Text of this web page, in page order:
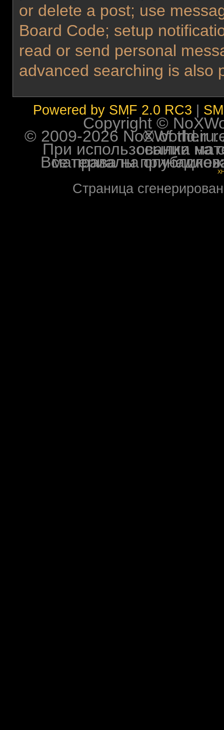
or delete a post; use
Board Code; setup
read or send personal
advanced searching is also
Powered by SMF 2.0 RC3
Copyright ©
© 2009-2026 NoXWorld.ru. All
При использовании
Все права на опубликованные на форуме
Страница